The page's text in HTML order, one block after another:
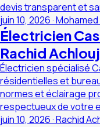
devis transparent et
juin 10, 2026·Mohamed
Électricien
Rachid
Électricien spécialisé
résidentielles et
normes et éclairage
respectueux de votre
juin 10, 2026·Rachid